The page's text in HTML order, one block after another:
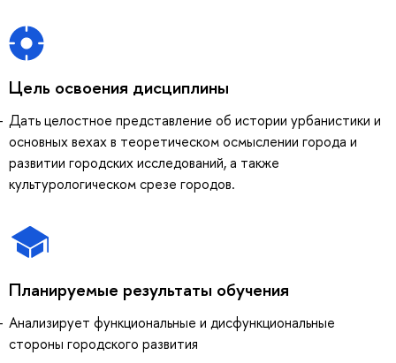
Цель освоения дисциплины
Дать целостное представление об истории урбанистики и
основных вехах в теоретическом осмыслении города и
развитии городских исследований, а также
культурологическом срезе городов.
Планируемые результаты обучения
Анализирует функциональные и дисфункциональные
стороны городского развития